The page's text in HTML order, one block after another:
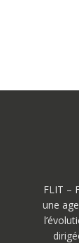
FLIT –
une